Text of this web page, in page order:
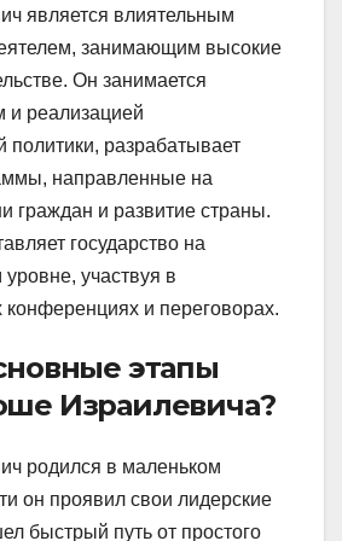
является влиятельным
занимающим высокие
Он занимается
реализацией
политики, разрабатывает
направленные на
граждан и развитие страны.
государство на
участвуя в
и переговорах.
этапы
Израилевича?
родился в маленьком
он проявил свои лидерские
быстрый путь от простого